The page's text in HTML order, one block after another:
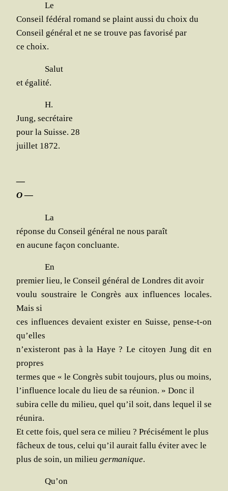
Le
Conseil fédé­ral romand se plaint aus­si du choix du
Conseil géné­ral et ne se trouve pas favo­ri­sé par
ce choix.
Salut
et égalité.
H.
Jung, secrétaire
pour la Suisse. 28
juillet 1872.
—
O —
La
réponse du Conseil géné­ral ne nous paraît
en aucune façon concluante.
En
pre­mier lieu, le Conseil géné­ral de Londres dit avoir
vou­lu sous­traire le Congrès aux influences locales.
Mais si
ces influences devaient exis­ter en Suisse, pense-t-on
qu’elles
n’exis­te­ront pas à la Haye ? Le citoyen Jung dit en
propres
termes que « le Congrès subit tou­jours, plus ou moins,
l’in­fluence locale du lieu de sa réunion. » Donc il
subi­ra celle du milieu, quel qu’il soit, dans lequel il se
réunira.
Et cette fois, quel sera ce milieu ? Pré­ci­sé­ment le plus
fâcheux de tous, celui qu’il aurait fal­lu évi­ter avec le
plus de soin, un milieu ger­ma­nique.
Qu’on